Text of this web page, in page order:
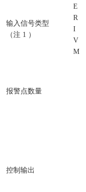
输入信号类型
（注 1 ）
E
R
I
V
M
报警点数量
控制输出